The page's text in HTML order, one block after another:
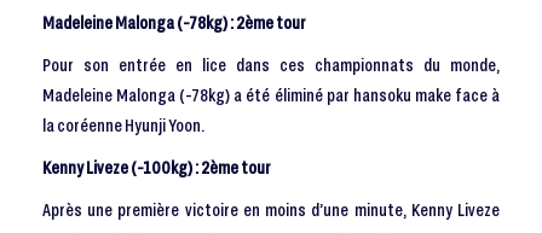
Madeleine Malonga (-78kg) : 2ème tour
Pour son entrée en lice dans ces championnats du monde,
Madeleine Malonga (-78kg) a été éliminé par hansoku make face à
la coréenne Hyunji Yoon.
Kenny Liveze (-100kg) : 2ème tour
Après une première victoire en moins d’une minute, Kenny Liveze